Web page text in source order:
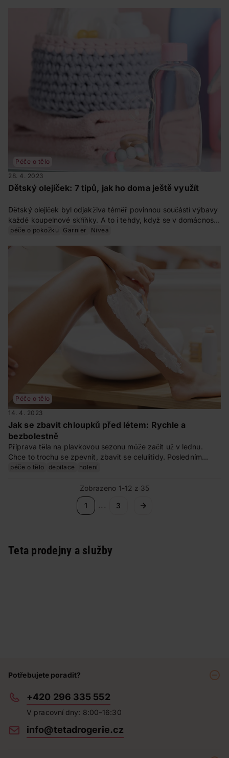
Péče o tělo
28. 4. 2023
Dětský olejíček: 7 tipů, jak ho doma ještě využít
Dětský olejíček byl odjakživa téměř povinnou součástí výbavy
každé koupelnové skříňky. A to i tehdy, když se v domácnosti
žádné děti nevyskytovaly. Možností, jak tento produkt využít,
péče o pokožku Garnier Nivea
Péče o tělo
14. 4. 2023
Jak se zbavit chloupků před létem: Rychle a
bezbolestně
Příprava těla na plavkovou sezonu může začít už v lednu.
Chce to trochu se zpevnit, zbavit se celulitidy. Posledním
krokem je zbavit se nechtěných chloupků. Je pro vás
kolik to bude stát i zda to bude bolet.
péče o tělo depilace holení
Zobrazeno 1-12 z 35
1
... 3
Teta prodejny a služby
Potřebujete poradit?
+420 296 335 552
V pracovní dny: 8:00–16:30
info@tetadrogerie.cz